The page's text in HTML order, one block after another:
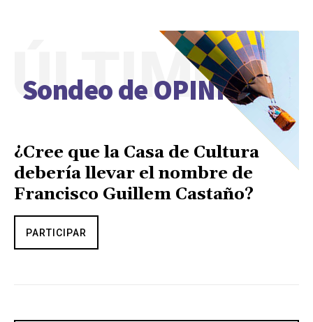
Sondeo de OPINIÓN
ÚLTIMO
¿Cree que la Casa de Cultura
debería llevar el nombre de
Francisco Guillem Castaño?
PARTICIPAR